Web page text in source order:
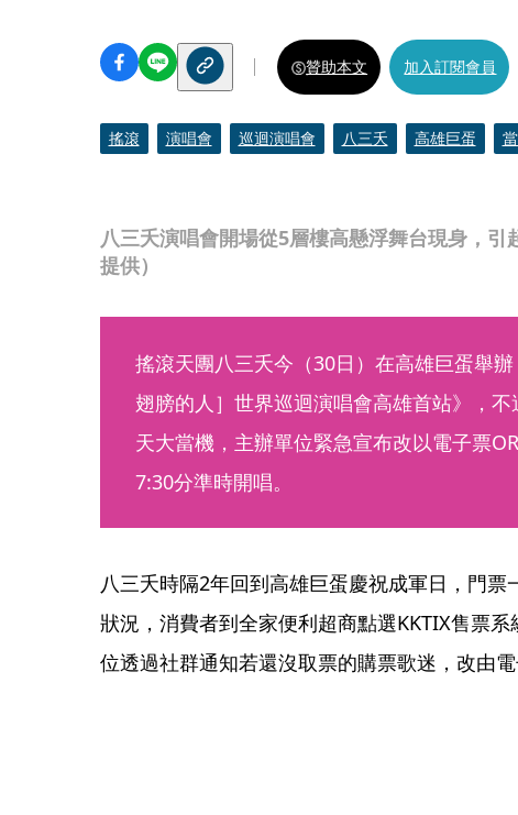
八三夭演唱會開場從5層樓高懸浮舞台現身，
提供）
贊助本文 加入訂閱會員
搖滾 演唱會 巡迴演唱會 八三夭 高雄巨蛋
搖滾天團八三夭今（30日）在高雄巨蛋舉
翅膀的人］世界巡迴演唱會高雄首站》，
天大當機，主辦單位緊急宣布改以電子票
7:30分準時開唱。
八三夭時隔2年回到高雄巨蛋慶祝成軍日，門
狀況，消費者到全家便利超商點選KKTIX售票
位透過社群通知若還沒取票的購票歌迷，改由電